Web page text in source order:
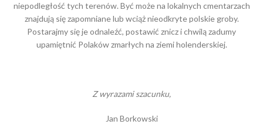
niepodległość tych terenów. Być może na lokalnych cmentarzach
znajdują się zapomniane lub wciąż nieodkryte polskie groby.
Postarajmy się je odnaleźć, postawić znicz i chwilą zadumy
upamiętnić Polaków zmarłych na ziemi holenderskiej.
Z wyrazami szacunku,
Jan Borkowski